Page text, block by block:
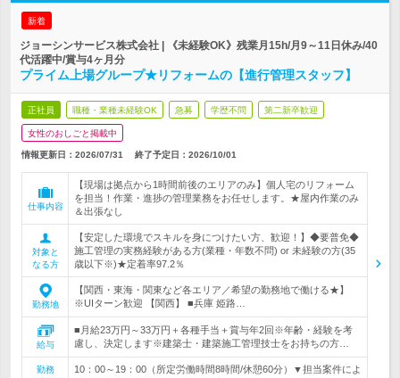
新着
ジョーシンサービス株式会社 | 《未経験OK》残業月15h/月9～11日休み/40
代活躍中/賞与4ヶ月分
プライム上場グループ★リフォームの【進行管理スタッフ】
正社員 職種・業種未経験OK 急募 学歴不問 第二新卒歓迎
女性のおしごと掲載中
情報更新日：2026/07/31 終了予定日： 2026/10/01
仕事内容
【現場は拠点から1時間前後のエリアのみ】個人宅のリフォーム
を担当！作業・進捗の管理業務をお任せします。★屋内作業のみ
＆出張なし
対象と
なる方
【安定した環境でスキルを身につけたい方、歓迎！】◆要普免◆
施工管理の実務経験がある方(業種・年数不問) or 未経験の方(35
歳以下※)★定着率97.2％
勤務地
【関西・東海・関東など各エリア／希望の勤務地で働ける★】
※UIターン歓迎 【関西】 ■兵庫 姫路…
給与
■月給23万円～33万円＋各種手当＋賞与年2回※年齢・経験を考
慮し、決定します※建築士・建築施工管理技士をお持ちの方…
勤務
10：00～19：00（所定労働時間8時間/休憩60分）▼担当案件によ